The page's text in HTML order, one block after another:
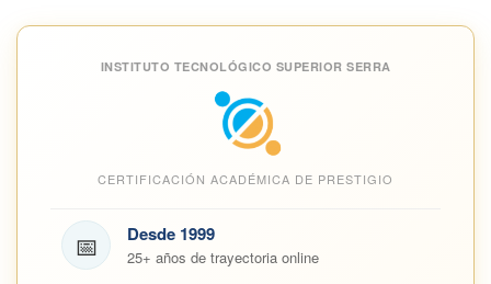
INSTITUTO TECNOLÓGICO SUPERIOR SERRA
CERTIFICACIÓN ACADÉMICA DE PRESTIGIO
📅 Desde 1999
25+ años de trayectoria online